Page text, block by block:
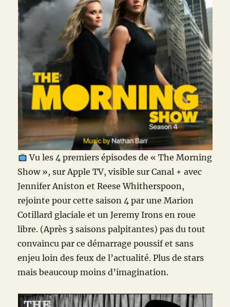
Vu les 4 premiers épisodes de « The Morning
Show », sur Apple TV, visible sur Canal + avec
Jennifer Aniston et Reese Whitherspoon,
rejointe pour cette saison 4 par une Marion
Cotillard glaciale et un Jeremy Irons en roue
libre. (Après 3 saisons palpitantes) pas du tout
convaincu par ce démarrage poussif et sans
enjeu loin des feux de l’actualité. Plus de stars
mais beaucoup moins d’imagination.